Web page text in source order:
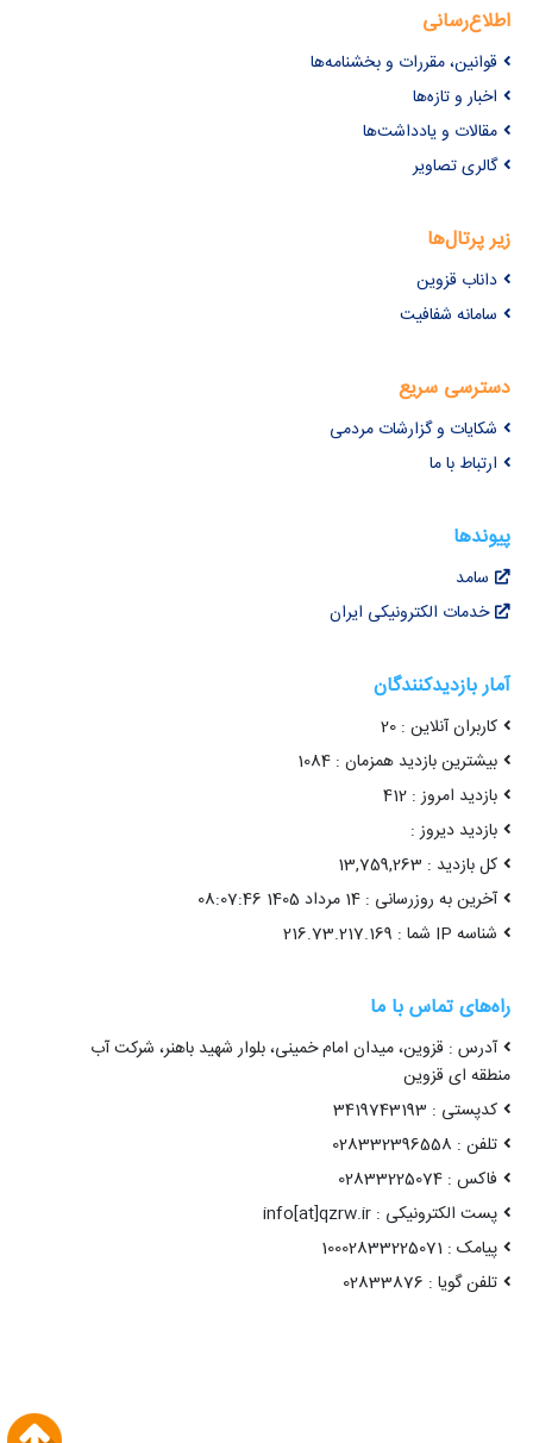
اطلاع‌رسانی
قوانین، مقررات و بخشنامه‌ها
اخبار و تازه‌ها
مقالات و یادداشت‌ها
گالری تصاویر
زیر پرتال‌ها
داناب قزوین
سامانه شفافیت
دسترسی سریع
شکایات و گزارشات مردمی
ارتباط با ما
پیوندها
سامد
خدمات الکترونیکی ایران
آمار بازدیدکنندگان
کاربران آنلاین : 20
بیشترین بازدید همزمان : 1084
بازدید امروز : 412
بازدید دیروز :
کل بازدید : 13,759,263
آخرین به روزرسانی : 14 مرداد 1405 08:07:46
شناسه IP شما : 216.73.217.169
راه‌های تماس با ما
آدرس : قزوین، میدان امام خمینی، بلوار شهید باهنر، شرکت آب
منطقه ای قزوین
کدپستی : 3419743193
تلفن : 028332396558
فاکس : 02833225074
پست الکترونیکی : info[at]qzrw.ir
پیامک : 10002833225071
تلفن گویا : 02833876